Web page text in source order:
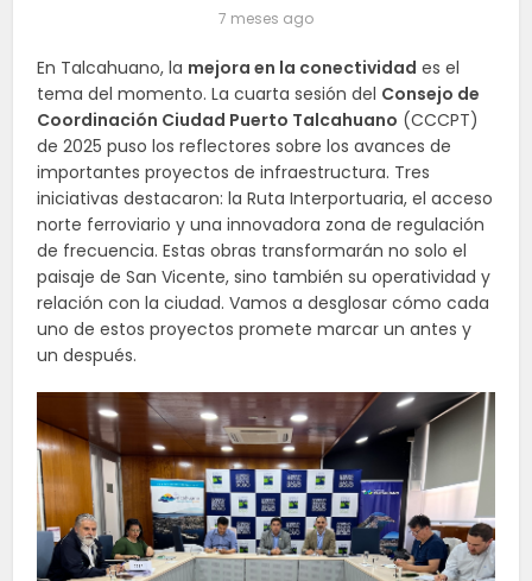
7 meses ago
En Talcahuano, la mejora en la conectividad es el
tema del momento. La cuarta sesión del Consejo de
Coordinación Ciudad Puerto Talcahuano (CCCPT)
de 2025 puso los reflectores sobre los avances de
importantes proyectos de infraestructura. Tres
iniciativas destacaron: la Ruta Interportuaria, el acceso
norte ferroviario y una innovadora zona de regulación
de frecuencia. Estas obras transformarán no solo el
paisaje de San Vicente, sino también su operatividad y
relación con la ciudad. Vamos a desglosar cómo cada
uno de estos proyectos promete marcar un antes y
un después.